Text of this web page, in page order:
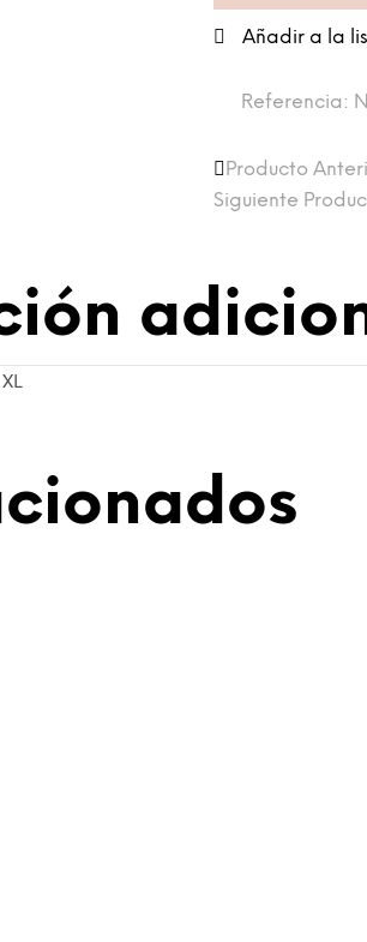
Añadir a la
Referencia:
Producto
Siguiente